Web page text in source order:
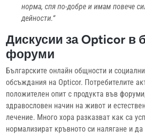
норма, спя по-добре и имам повече
дейности.“
Дискусии за Opticor в
форуми
Българските онлайн общности и
обсъждания на Opticor. Потребителите
положителен опит с продукта във
здравословен начин на живот и
лечение. Много хора разказват как са
нормализират кръвното си налягане и